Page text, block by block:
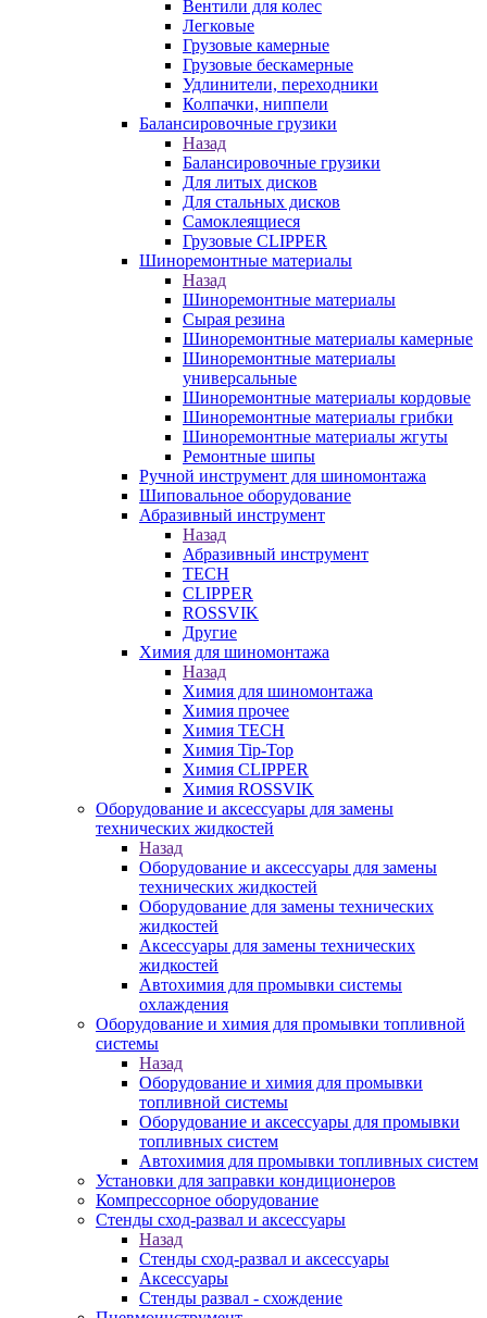
Вентили для колес
Легковые
Грузовые камерные
Грузовые бескамерные
Удлинители, переходники
Колпачки, ниппели
Балансировочные грузики
Назад
Балансировочные грузики
Для литых дисков
Для стальных дисков
Самоклеящиеся
Грузовые CLIPPER
Шиноремонтные материалы
Назад
Шиноремонтные материалы
Сырая резина
Шиноремонтные материалы камерные
Шиноремонтные материалы
универсальные
Шиноремонтные материалы кордовые
Шиноремонтные материалы грибки
Шиноремонтные материалы жгуты
Ремонтные шипы
Ручной инструмент для шиномонтажа
Шиповальное оборудование
Абразивный инструмент
Назад
Абразивный инструмент
TECH
CLIPPER
ROSSVIK
Другие
Химия для шиномонтажа
Назад
Химия для шиномонтажа
Химия прочее
Химия TECH
Химия Tip-Top
Химия CLIPPER
Химия ROSSVIK
Оборудование и аксессуары для замены
технических жидкостей
Назад
Оборудование и аксессуары для замены
технических жидкостей
Оборудование для замены технических
жидкостей
Аксессуары для замены технических
жидкостей
Автохимия для промывки системы
охлаждения
Оборудование и химия для промывки топливной
системы
Назад
Оборудование и химия для промывки
топливной системы
Оборудование и аксессуары для промывки
топливных систем
Автохимия для промывки топливных систем
Установки для заправки кондиционеров
Компрессорное оборудование
Стенды сход-развал и аксессуары
Назад
Стенды сход-развал и аксессуары
Аксессуары
Стенды развал - схождение